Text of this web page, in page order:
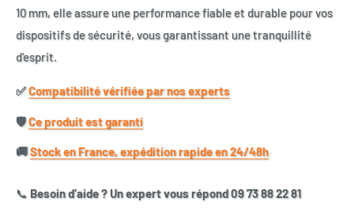
10 mm, elle assure une performance fiable et durable pour vos
dispositifs de sécurité, vous garantissant une tranquillité
d'esprit.
✅​Compatibilité vérifiée par nos experts
🛡️​Ce produit est garanti
🚚​Stock en France, expédition rapide en 24/48h
📞 Besoin d’aide ? Un expert vous répond 09 73 88 22 81